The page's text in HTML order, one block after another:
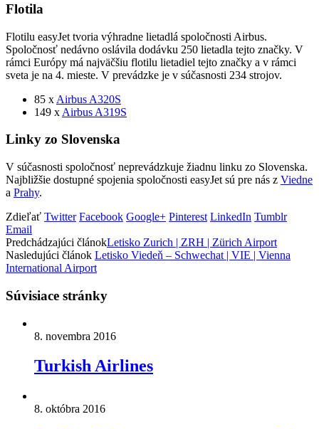
Flotila
Flotilu easyJet tvoria výhradne lietadlá spoločnosti Airbus.
Spoločnosť nedávno oslávila dodávku 250 lietadla tejto značky. V
rámci Európy má najväčšiu flotilu lietadiel tejto značky a v rámci
sveta je na 4. mieste. V prevádzke je v súčasnosti 234 strojov.
85 x Airbus A320S
149 x Airbus A319S
Linky zo Slovenska
V súčasnosti spoločnosť neprevádzkuje žiadnu linku zo Slovenska.
Najbližšie dostupné spojenia spoločnosti easyJet sú pre nás z Viedne
a Prahy.
Zdieľať Twitter Facebook Google+ Pinterest LinkedIn Tumblr
Email
Predchádzajúci článokLetisko Zurich | ZRH | Zürich Airport
Nasledujúci článok Letisko Viedeň – Schwechat | VIE | Vienna
International Airport
Súvisiace stránky
8. novembra 2016
Turkish Airlines
8. októbra 2016